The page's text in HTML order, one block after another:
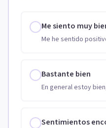
Me siento muy
Me he sentido
Bastante bien
En general estoy
Sentimientos